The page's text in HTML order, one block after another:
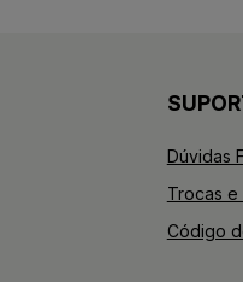
Dúvidas
Trocas
Código